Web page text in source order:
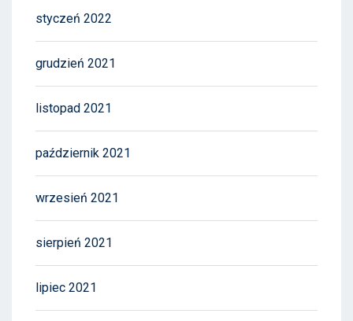
styczeń 2022
grudzień 2021
listopad 2021
październik 2021
wrzesień 2021
sierpień 2021
lipiec 2021